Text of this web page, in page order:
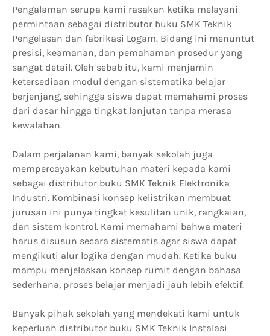
Pengalaman serupa kami rasakan ketika melayani
permintaan sebagai distributor buku SMK Teknik
Pengelasan dan fabrikasi Logam. Bidang ini menuntut
presisi, keamanan, dan pemahaman prosedur yang
sangat detail. Oleh sebab itu, kami menjamin
ketersediaan modul dengan sistematika belajar
berjenjang, sehingga siswa dapat memahami proses
dari dasar hingga tingkat lanjutan tanpa merasa
kewalahan.
Dalam perjalanan kami, banyak sekolah juga
mempercayakan kebutuhan materi kepada kami
sebagai distributor buku SMK Teknik Elektronika
Industri. Kombinasi konsep kelistrikan membuat
jurusan ini punya tingkat kesulitan unik, rangkaian,
dan sistem kontrol. Kami memahami bahwa materi
harus disusun secara sistematis agar siswa dapat
mengikuti alur logika dengan mudah. Ketika buku
mampu menjelaskan konsep rumit dengan bahasa
sederhana, proses belajar menjadi jauh lebih efektif.
Banyak pihak sekolah yang mendekati kami untuk
keperluan distributor buku SMK Teknik Instalasi